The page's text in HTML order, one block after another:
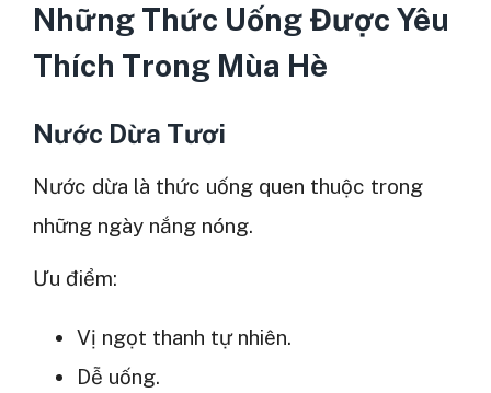
Những Thức Uống Được Yêu
Thích Trong Mùa Hè
Nước Dừa Tươi
Nước dừa là thức uống quen thuộc trong
những ngày nắng nóng.
Ưu điểm:
Vị ngọt thanh tự nhiên.
Dễ uống.